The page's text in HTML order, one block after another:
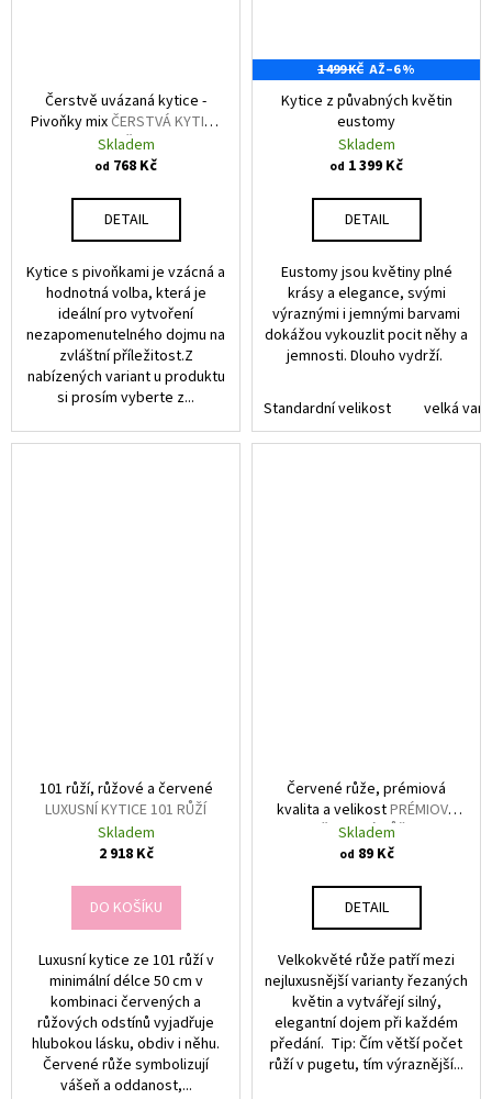
Čerstvě uvázaná kytice -
Pivoňky mix ČERSTVÁ KYTICE
PIVONĚK MIX
Skladem
od 768 Kč
DETAIL
Kytice s pivoňkami je vzácná a
hodnotná volba, která je
ideální pro vytvoření
nezapomenutelného dojmu na
zvláštní příležitost.Z
nabízených variant u produktu
si prosím vyberte z...
1 499 KČ AŽ–6 %
Kytice z půvabných květin
eustomy
Skladem
od 1 399 Kč
DETAIL
Eustomy jsou květiny plné
krásy a elegance, svými
výraznými i jemnými barvami
dokážou vykouzlit pocit něhy a
jemnosti. Dlouho vydrží.
Standardní velikost velká
101 růží, růžové a červené
LUXUSNÍ KYTICE 101 RŮŽÍ
Skladem
2 918 Kč
DO KOŠÍKU
Luxusní kytice ze 101 růží v
minimální délce 50 cm v
kombinaci červených a
růžových odstínů vyjadřuje
hlubokou lásku, obdiv i něhu.
Červené růže symbolizují
vášeň a oddanost,...
Červené růže, prémiová
kvalita a velikostPRÉMIOVÉ
ČERVENÉ RŮŽE
Skladem
od 89 Kč
DETAIL
Velkokvěté růže patří mezi
nejluxusnější varianty řezaných
květin a vytvářejí silný,
elegantní dojem při každém
předání. Tip: Čím větší počet
růží v pugetu, tím výraznější...